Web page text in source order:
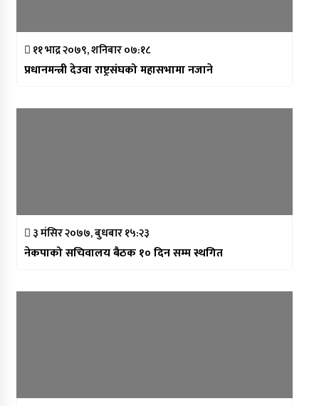
११ भाद्र २०७९, शनिबार ०७:१८
प्रधानमन्त्री देउवा राष्ट्रसंघको महासभामा नजाने
३ मंसिर २०७७, बुधबार १५:२३
नेकपाको सचिवालय बैठक १० दिन सम्म स्थगित